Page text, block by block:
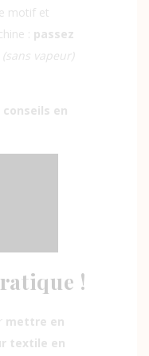
motif et
:
passez
(sans vapeur)
en
!
mettre en
textile en